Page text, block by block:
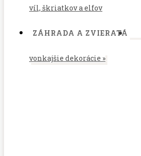
víl, škriatkov a elfov
ZÁHRADA A ZVIERATÁ
vonkajšie dekorácie »